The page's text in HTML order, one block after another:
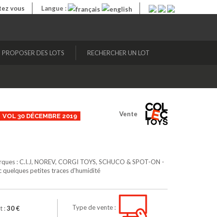
vous Langue :
PROPOSER DES LOTS RECHERCHER UN LOT
Vente
VOL 30 DÉCEMBRE 2019
: C.I.J, NOREV, CORGI TOYS, SCHUCO & SPOT-ON -
quelques petites traces d'humidité
:30 € Type de vente :